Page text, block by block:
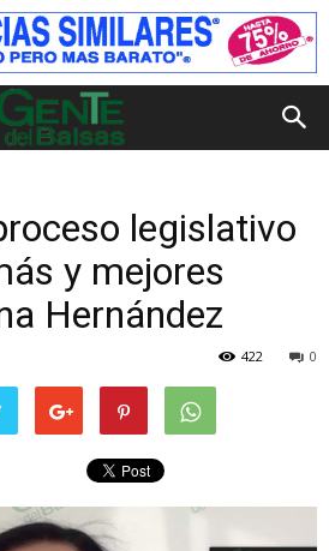
legislativo
y mejores
Hernández
0
422